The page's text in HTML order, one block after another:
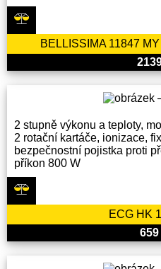
BELLISSIMA 11847
2 stupně výkonu a teploty,
2 rotační kartáče, ionizace,
bezpečnostní pojistka proti
příkon 800 W
ECG HK